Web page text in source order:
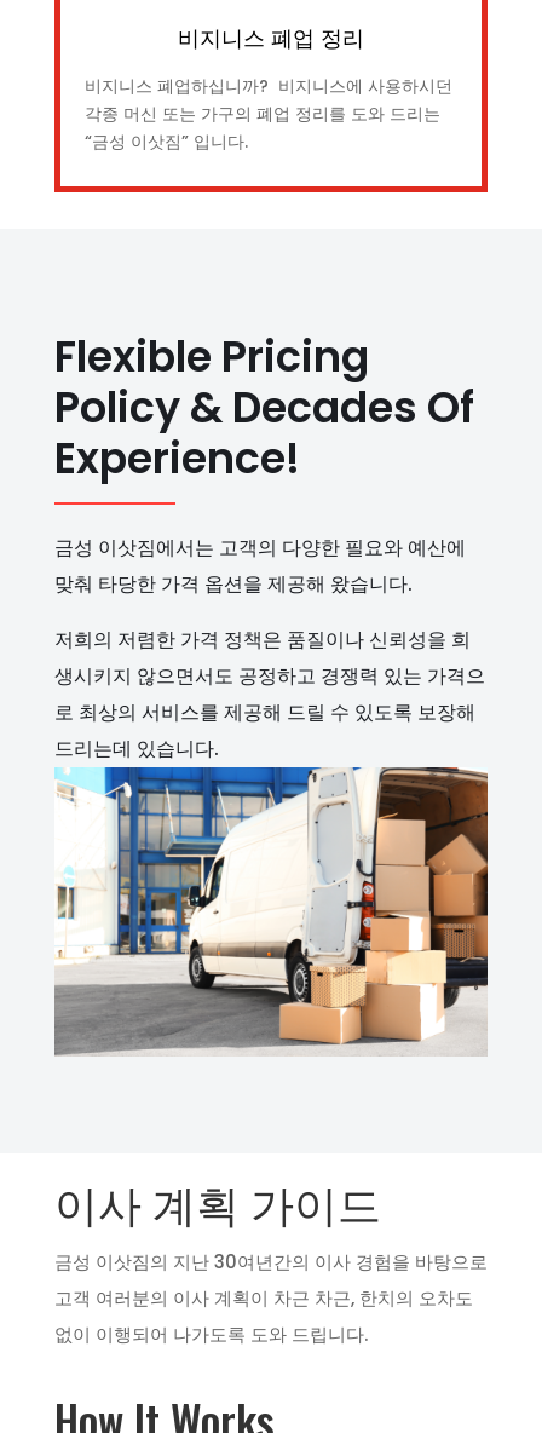
비지니스 폐업 정리
비지니스 폐업하십니까? 비지니스에 사용하시던
각종 머신 또는 가구의 폐업 정리를 도와 드리는
“금성 이삿짐” 입니다.
Flexible Pricing
Policy & Decades Of
Experience!
금성 이삿짐에서는 고객의 다양한 필요와 예산에
맞춰 타당한 가격 옵션을 제공해 왔습니다.
저희의 저렴한 가격 정책은 품질이나 신뢰성을 희
생시키지 않으면서도 공정하고 경쟁력 있는 가격으
로 최상의 서비스를 제공해 드릴 수 있도록 보장해
드리는데 있습니다.
이사 계획 가이드
금성 이삿짐의 지난 30여년간의 이사 경험을 바탕으로
고객 여러분의 이사 계획이 차근 차근, 한치의 오차도
없이 이행되어 나가도록 도와 드립니다.
How It Works